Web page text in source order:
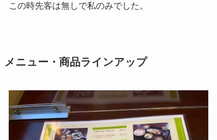
この時先客は無しで私のみでした。
メニュー・商品ラインアップ